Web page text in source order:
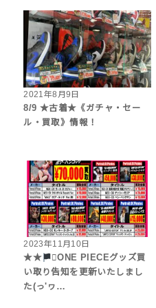
2021年8月9日
8/9 ★古着★《ガチャ・セー
ル・買取》情報！
2023年11月10日
★★
‍☠ONE PIECEグッズ買
い取り告知を更新いたしまし
た(っ'ヮ…